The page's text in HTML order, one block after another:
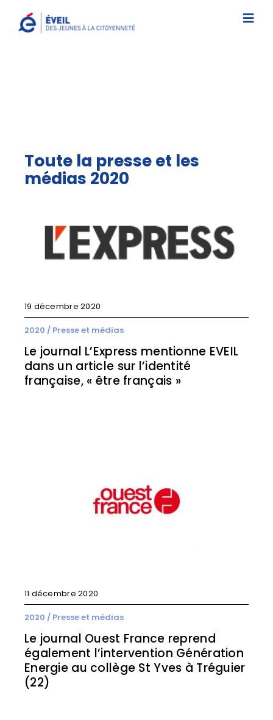
Contact
S’inscrire à une intervention
Toute la presse et les
médias 2020
19 décembre 2020
2020 / Presse et médias
Le journal L’Express mentionne EVEIL
dans un article sur l’identité
française, « être français »
11 décembre 2020
2020 / Presse et médias
Le journal Ouest France reprend
également l’intervention Génération
Energie au collège St Yves à Tréguier
(22)